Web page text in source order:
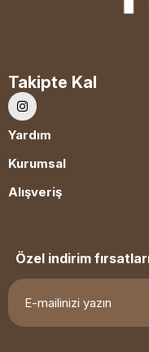
Takipte Kal
Yardım
Kurumsal
Alışveriş
Özel indirim